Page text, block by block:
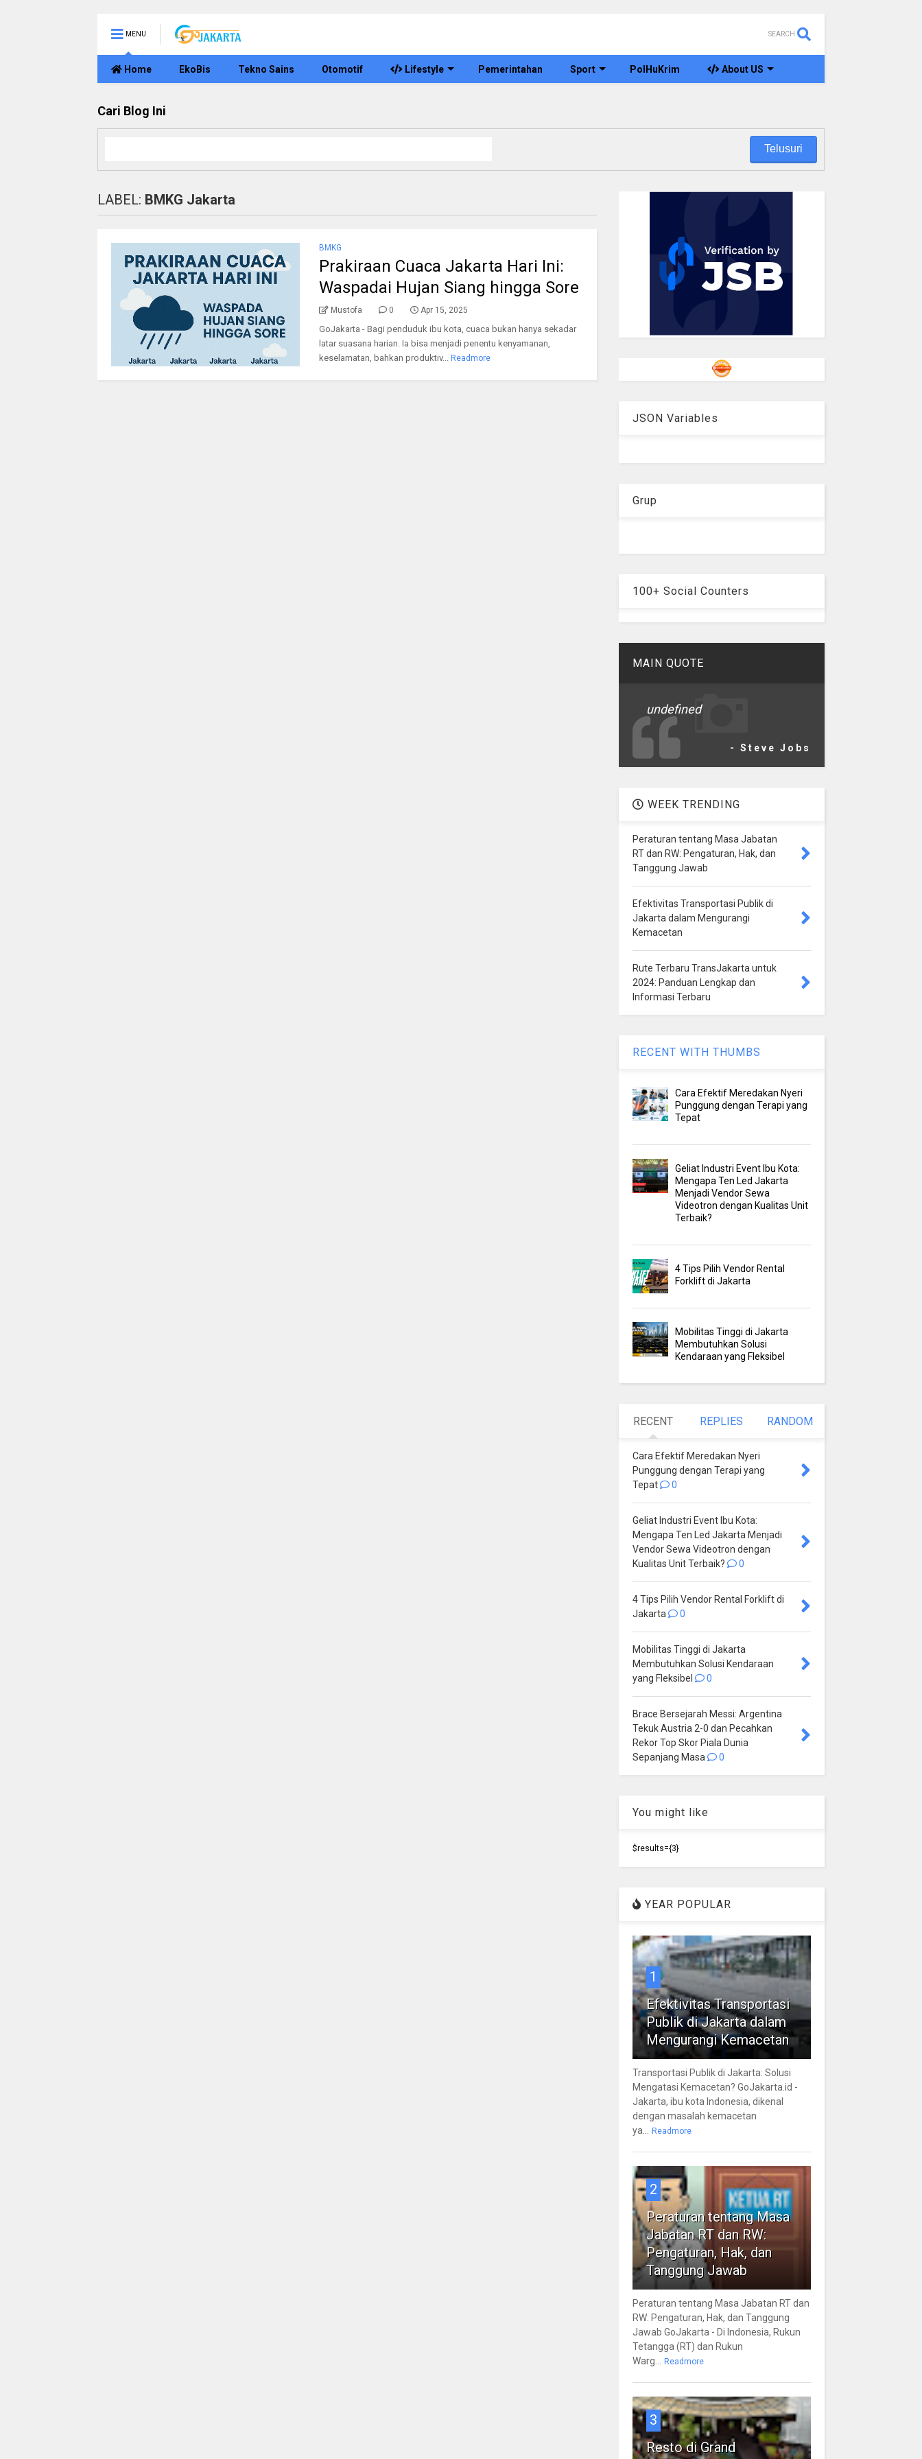
MENU SEARCH
Home EkoBis Tekno Sains Otomotif Lifestyle Pemerintahan Sport PolHuKrim About US
Cari Blog Ini
LABEL: BMKG Jakarta
BMKG
Prakiraan Cuaca Jakarta Hari Ini:
Waspadai Hujan Siang hingga Sore
Mustofa 0 Apr 15, 2025
GoJakarta - Bagi penduduk ibu kota, cuaca bukan hanya sekadar
latar suasana harian. Ia bisa menjadi penentu kenyamanan,
keselamatan, bahkan produktiv...
Readmore
JSON Variables
Grup
100+ Social Counters
MAIN QUOTE
undefined
- Steve Jobs
WEEK TRENDING
Peraturan tentang Masa Jabatan
RT dan RW: Pengaturan, Hak, dan
Tanggung Jawab
Efektivitas Transportasi Publik di
Jakarta dalam Mengurangi
Kemacetan
Rute Terbaru TransJakarta untuk
2024: Panduan Lengkap dan
Informasi Terbaru
RECENT WITH THUMBS
Cara Efektif Meredakan Nyeri
Punggung dengan Terapi yang
Tepat
Geliat Industri Event Ibu Kota:
Mengapa Ten Led Jakarta
Menjadi Vendor Sewa
Videotron dengan Kualitas Unit
Terbaik?
4 Tips Pilih Vendor Rental
Forklift di Jakarta
Mobilitas Tinggi di Jakarta
Membutuhkan Solusi
Kendaraan yang Fleksibel
RECENT REPLIES RANDOM
Cara Efektif Meredakan Nyeri
Punggung dengan Terapi yang
Tepat
0
Geliat Industri Event Ibu Kota:
Mengapa Ten Led Jakarta Menjadi
Vendor Sewa Videotron dengan
Kualitas Unit Terbaik?
0
4 Tips Pilih Vendor Rental Forklift di
Jakarta
0
Mobilitas Tinggi di Jakarta
Membutuhkan Solusi Kendaraan
yang Fleksibel
0
Brace Bersejarah Messi: Argentina
Tekuk Austria 2-0 dan Pecahkan
Rekor Top Skor Piala Dunia
Sepanjang Masa
0
You might like
$results={3}
YEAR POPULAR
1
Efektivitas Transportasi
Publik di Jakarta dalam
Mengurangi Kemacetan
Transportasi Publik di Jakarta: Solusi
Mengatasi Kemacetan? GoJakarta.id -
Jakarta, ibu kota Indonesia, dikenal
dengan masalah kemacetan
ya... Readmore
2
Peraturan tentang Masa
Jabatan RT dan RW:
Pengaturan, Hak, dan
Tanggung Jawab
Peraturan tentang Masa Jabatan RT dan
RW: Pengaturan, Hak, dan Tanggung
Jawab GoJakarta - Di Indonesia, Rukun
Tetangga (RT) dan Rukun
Warg... Readmore
3
Resto di Grand